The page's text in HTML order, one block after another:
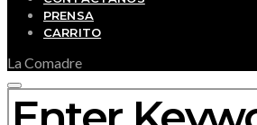
PRENSA
CARRITO
La Comadre
SEARCH FOR: